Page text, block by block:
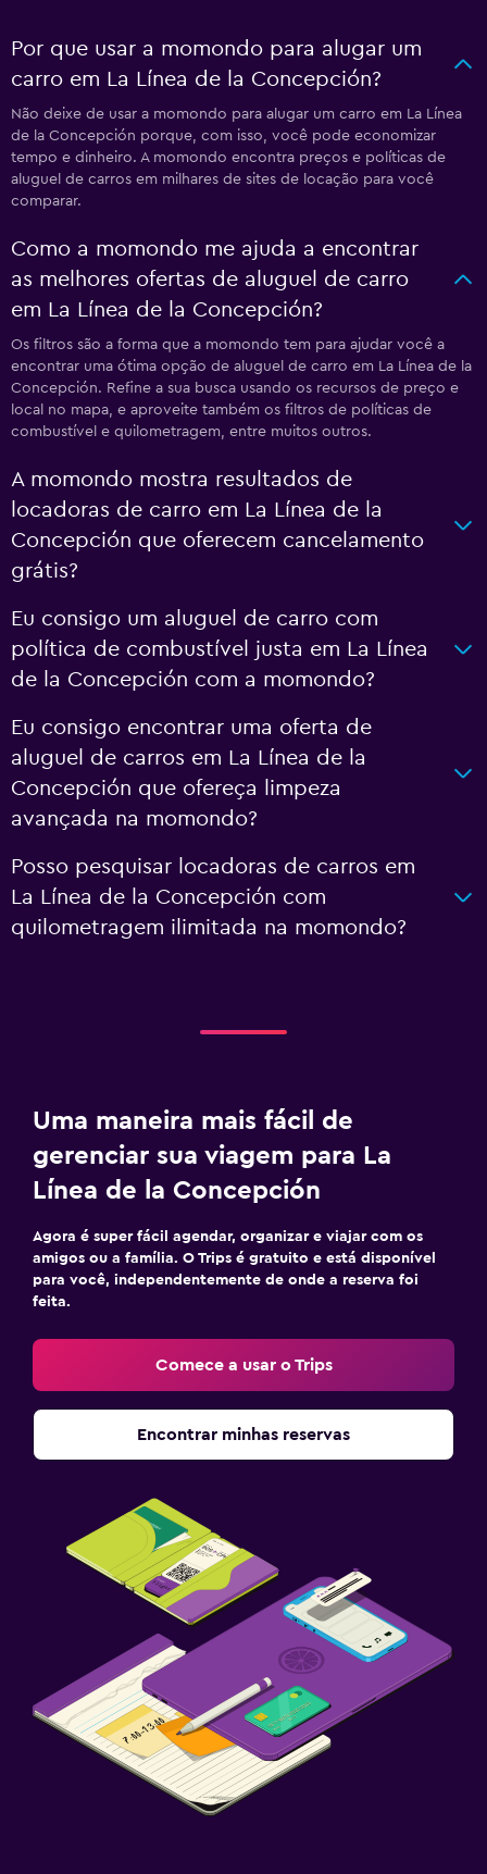
Por que usar a momondo para alugar um
carro em La Línea de la Concepción?
Não deixe de usar a momondo para alugar um carro em La Línea
de la Concepción porque, com isso, você pode economizar
tempo e dinheiro. A momondo encontra preços e políticas de
aluguel de carros em milhares de sites de locação para você
comparar.
Como a momondo me ajuda a encontrar
as melhores ofertas de aluguel de carro
em La Línea de la Concepción?
Os filtros são a forma que a momondo tem para ajudar você a
encontrar uma ótima opção de aluguel de carro em La Línea de la
Concepción. Refine a sua busca usando os recursos de preço e
local no mapa, e aproveite também os filtros de políticas de
combustível e quilometragem, entre muitos outros.
A momondo mostra resultados de
locadoras de carro em La Línea de la
Concepción que oferecem cancelamento
grátis?
Eu consigo um aluguel de carro com
política de combustível justa em La Línea
de la Concepción com a momondo?
Eu consigo encontrar uma oferta de
aluguel de carros em La Línea de la
Concepción que ofereça limpeza
avançada na momondo?
Posso pesquisar locadoras de carros em
La Línea de la Concepción com
quilometragem ilimitada na momondo?
Uma maneira mais fácil de
gerenciar sua viagem para La
Línea de la Concepción
Agora é super fácil agendar, organizar e viajar com os
amigos ou a família. O Trips é gratuito e está disponível
para você, independentemente de onde a reserva foi
feita.
Comece a usar o Trips
Encontrar minhas reservas